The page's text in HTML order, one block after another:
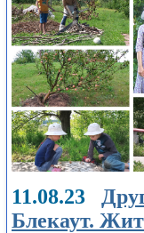
11.08.23
Блекаут.